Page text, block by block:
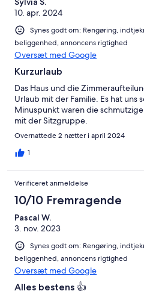
10. apr. 2024
Synes godt om: Rengøring,
beliggenhed, annoncens rigtighed
Oversæt med Google
Kurzurlaub
Das Haus und die
Urlaub mit der Familie. Es hat uns
Minuspunkt waren die
mit der Sitzgruppe.
Overnattede 2 nætter i april 2024
1
Verificeret anmeldelse
10/10 Fremragende
Pascal W.
3. nov. 2023
Synes godt om: Rengøring,
beliggenhed, annoncens rigtighed
Oversæt med Google
Alles bestens 👍